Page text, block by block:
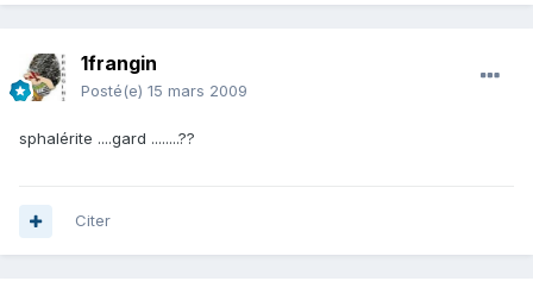
1frangin
Posté(e) 15 mars 2009
sphalérite ....gard ........??
Citer